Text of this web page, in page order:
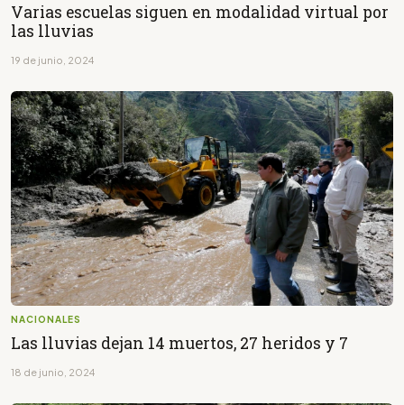
Varias escuelas siguen en modalidad virtual por
las lluvias
19 de junio, 2024
NACIONALES
Las lluvias dejan 14 muertos, 27 heridos y 7
18 de junio, 2024